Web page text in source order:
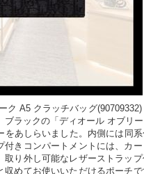
ク A5 クラッチバッグ
ラックの「ディオール オブリ
をあしらいました。内側には同
きコンパートメントには、カ
り外し可能なレザーストラッ
めてお使いいただけるポーチ